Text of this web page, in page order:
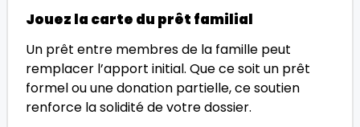
Jouez la carte du prêt familial
Un prêt entre membres de la famille peut
remplacer l’apport initial. Que ce soit un prêt
formel ou une donation partielle, ce soutien
renforce la solidité de votre dossier.